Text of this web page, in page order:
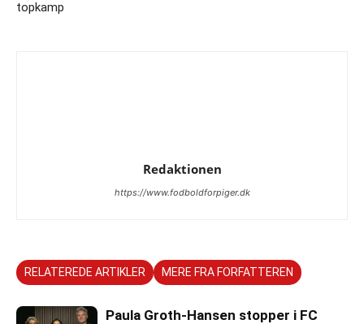
topkamp
Redaktionen
https://www.fodboldforpiger.dk
RELATEREDE ARTIKLER MERE FRA FORFATTEREN
Paula Groth-Hansen stopper i FC